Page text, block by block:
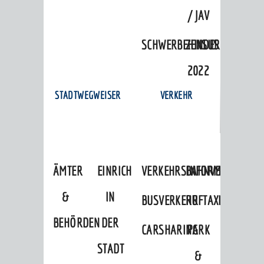
/ JAV
ZENSUS
2022
STADTWEGWEISER
ÄMTER
&
BEHÖRDEN
EINRICHTUNGEN
IN
DER
STADT
VERKEHR
VERKEHRSINFORMATIONEN
BAHNVERKEHR
BUSVERKEHRRUFTAXI
CARSHARINGPARK
&